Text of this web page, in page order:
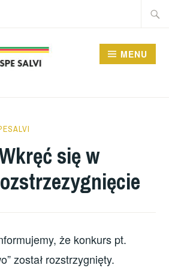
MENU
się w
że konkurs pt.
został rozstrzygnięty.